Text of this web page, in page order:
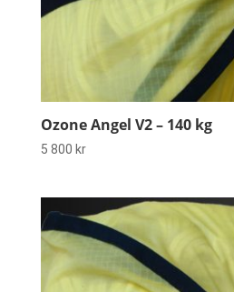
Ozone Angel V2 – 140 kg
5 800 kr